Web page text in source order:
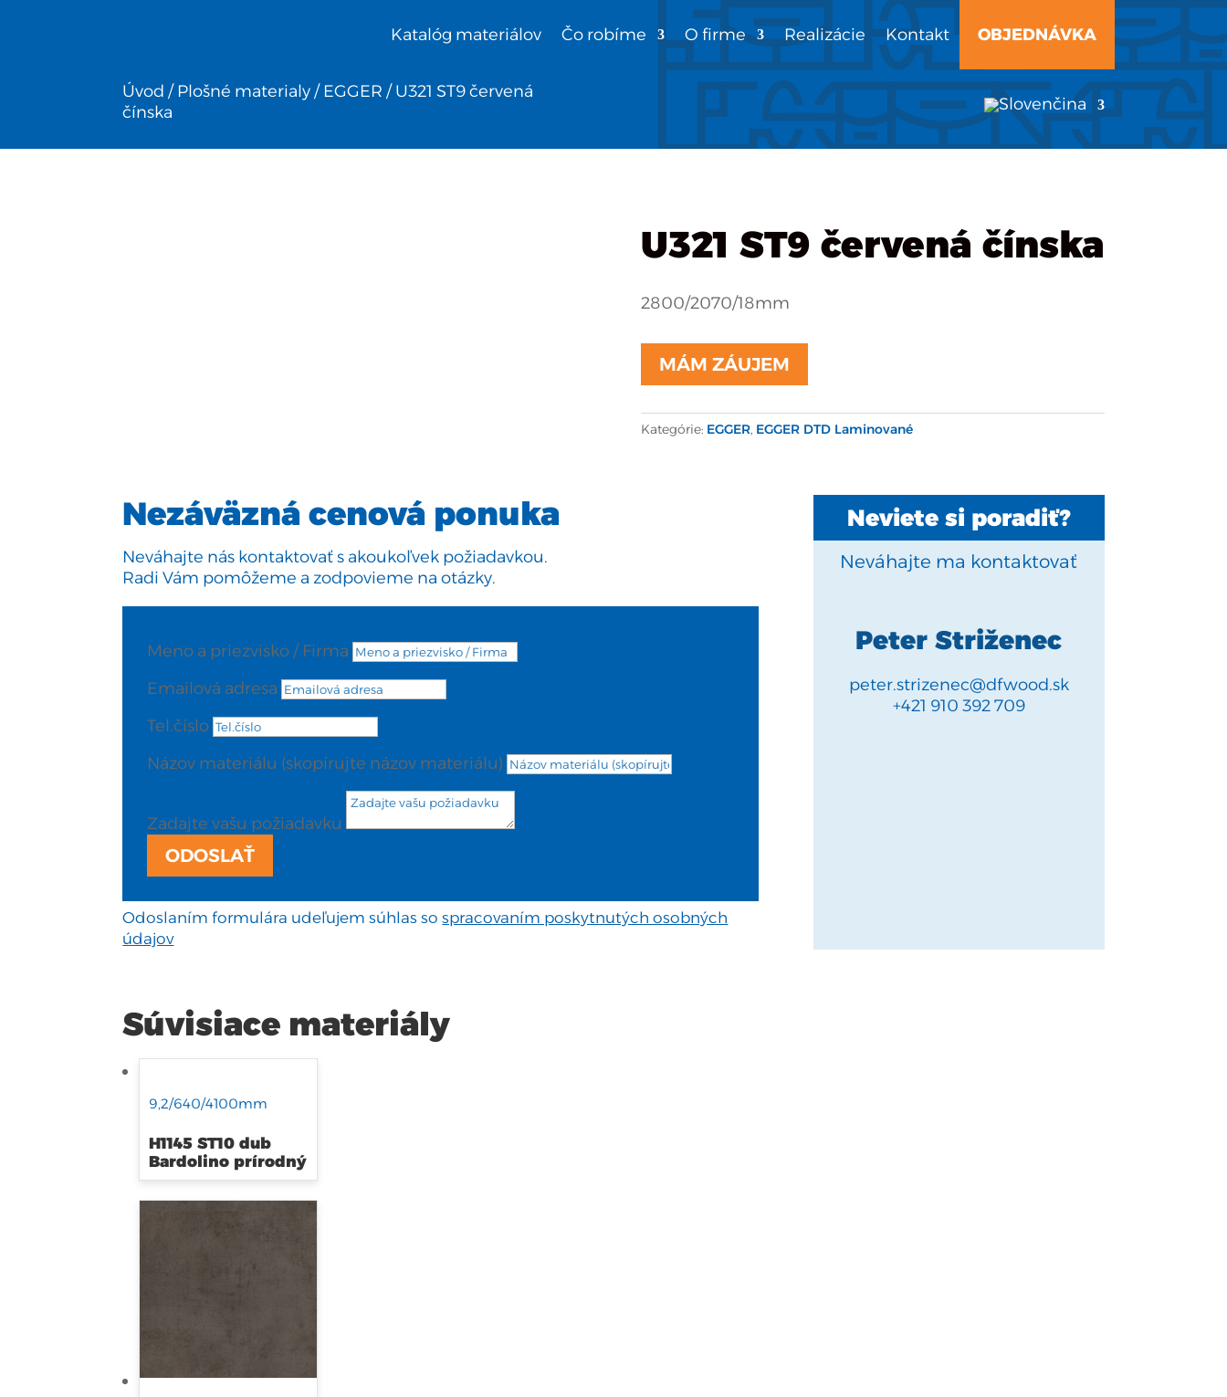
Katalóg materiálov Čo robíme O firme Realizácie Kontakt OBJEDNÁVKA
Úvod /Plošné materialy/EGGER / U321 ST9 červená
čínska
U321 ST9 červená čínska
2800/2070/18mm
MÁM ZÁUJEM
Kategórie: EGGER, EGGER DTD Laminované
Nezáväzná cenová ponuka
Neváhajte nás kontaktovať s akoukoľvek požiadavkou.
Radi Vám pomôžeme a zodpovieme na otázky.
Meno a priezvisko / Firma
Emailová adresa
Tel.číslo
Názov materiálu (skopírujte názov materiálu)
Zadajte vašu požiadavku
ODOSLAŤ
Odoslaním formulára udeľujem súhlas sospracovaním poskytnutých osobných
údajov
Neviete si poradiť?
Neváhajte ma kontaktovať
Peter Striženec
peter.strizenec@dfwood.sk
+421 910 392 709
Súvisiace materiály
9,2/640/4100mm
H1145 ST10 dub
Bardolino prírodný